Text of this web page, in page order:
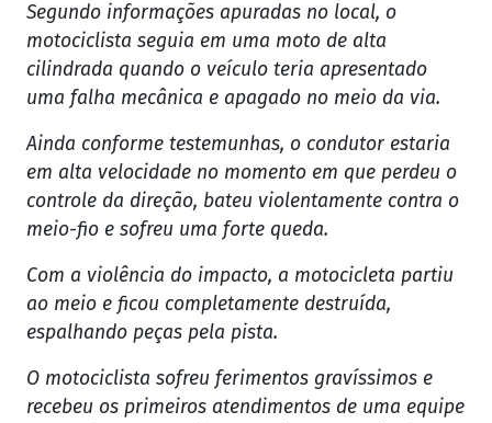
Segundo informações apuradas no local, o
motociclista seguia em uma moto de alta
cilindrada quando o veículo teria apresentado
uma falha mecânica e apagado no meio da via.
Ainda conforme testemunhas, o condutor estaria
em alta velocidade no momento em que perdeu o
controle da direção, bateu violentamente contra o
meio-fio e sofreu uma forte queda.
Com a violência do impacto, a motocicleta partiu
ao meio e ficou completamente destruída,
espalhando peças pela pista.
O motociclista sofreu ferimentos gravíssimos e
recebeu os primeiros atendimentos de uma equipe